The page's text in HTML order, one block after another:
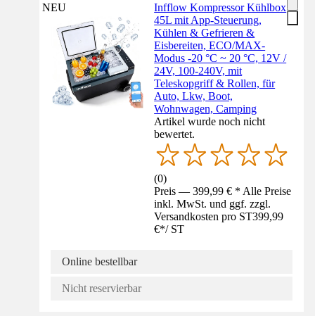
NEU
Infflow Kompressor Kühlbox
45L mit App-Steuerung,
Kühlen & Gefrieren &
Eisbereiten, ECO/MAX-
Modus -20 °C ~ 20 °C, 12V /
24V, 100-240V, mit
Teleskopgriff & Rollen, für
Auto, Lkw, Boot,
Wohnwagen, Camping
Artikel wurde noch nicht
bewertet.
(0)
Preis — 399,99 € * Alle Preise
inkl. MwSt. und ggf. zzgl.
Versandkosten pro ST399,99
€*/ ST
Online bestellbar
Nicht reservierbar